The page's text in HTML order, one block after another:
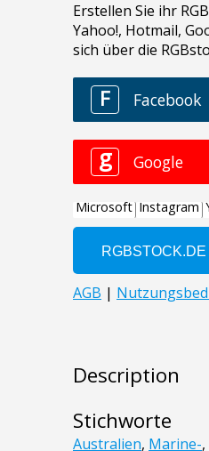
Description
Stichworte
Australien, Marine-,